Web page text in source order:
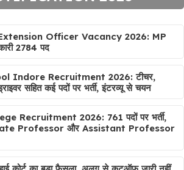
Officer Vacancy 2026: MP
2784 पद
Indore Recruitment 2026: टीचर,
सहित कई पदों पर भर्ती, इंटरव्यू से चयन
Recruitment 2026: 761 पदों पर भर्ती,
Professor और Assistant Professor